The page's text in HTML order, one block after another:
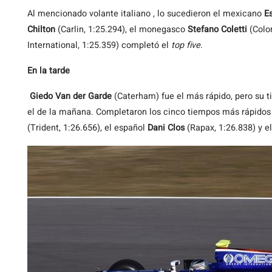
Al mencionado volante italiano , lo sucedieron el mexicano
Chilton (Carlin, 1:25.294), el monegascoStefano Coletti
International, 1:25.359) completó el top five.
En la tarde
Giedo Van der Garde (Caterham) fue el más rápido, pero su
el de la mañana. Completaron los cinco tiempos más
(Trident, 1:26.656), el español Dani Clos(Rapax, 1:26.838) y